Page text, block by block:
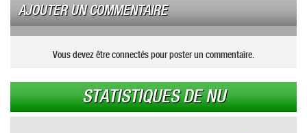
AJOUTER UN COMMENTAIRE
Vous devez être connectés pour poster un commentaire.
STATISTIQUES DE NU